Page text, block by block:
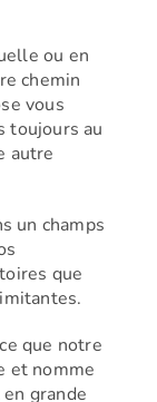
ou en
chemin
vous
toujours au
autre
un champs
que
que notre
et nomme
grande